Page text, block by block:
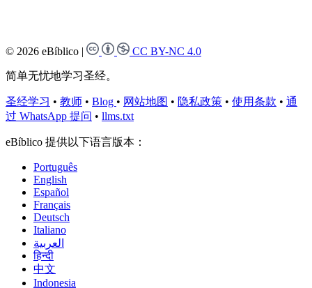
© 2026 eBíblico | CC BY-NC 4.0
简单无忧地学习圣经。
圣经学习 • 教师 • Blog • 网站地图 • 隐私政策 • 使用条款 • 通
过 WhatsApp 提问 • llms.txt
eBíblico 提供以下语言版本：
Português
English
Español
Français
Deutsch
Italiano
العربية
हिन्दी
中文
Indonesia